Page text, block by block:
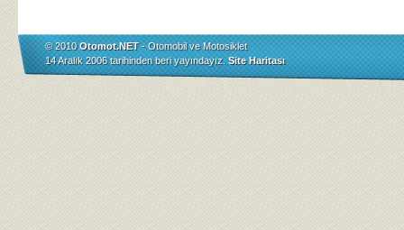
© 2010Otomot.NET- Otomobil ve Motosiklet
14 Aralık 2006 tarihinden beri yayındayız. Site Haritası